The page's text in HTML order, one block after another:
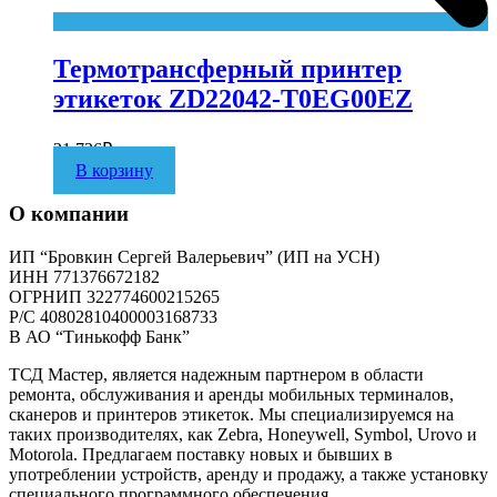
Термотрансферный принтер
этикеток ZD22042-T0EG00EZ
21 726₽
В корзину
О компании
ИП “Бровкин Сергей Валерьевич” (ИП на УСН)
ИНН 771376672182
ОГРНИП 322774600215265
P/C 40802810400003168733
В АО “Тинькофф Банк”
ТСД Мастер, является надежным партнером в области
ремонта, обслуживания и аренды мобильных терминалов,
сканеров и принтеров этикеток. Мы специализируемся на
таких производителях, как Zebra, Honeywell, Symbol, Urovo и
Motorola. Предлагаем поставку новых и бывших в
употреблении устройств, аренду и продажу, а также установку